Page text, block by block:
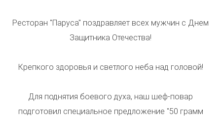
Ресторан "Паруса" поздравляет всех мужчин с Днем
Защитника Отечества!
Крепкого здоровья и светлого неба над головой!
Для поднятия боевого духа, наш шеф-повар
подготовил специальное предложение "50 грамм